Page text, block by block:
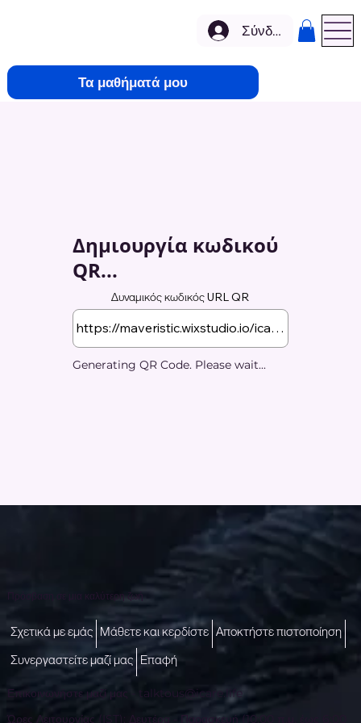
Τα μαθήματά μου
Σύνδεση
Δημιουργία κωδικού
QR...
Δυναμικός κωδικός URL QR
Generating QR Code. Please wait...
Πρόσβαση σε μια καλύτερη ζωή
Επικοινωνήστε μαζί μας - talktous@icare.life
Σχετικά με εμάς Μάθετε και κερδίστε Αποκτήστε πιστοποίηση
Συνεργαστείτε μαζί μας Επαφή
Ώρες Λειτουργίας (IST): Δευτέρα - Παρασκευή (10:00 π.μ. έως 6:00